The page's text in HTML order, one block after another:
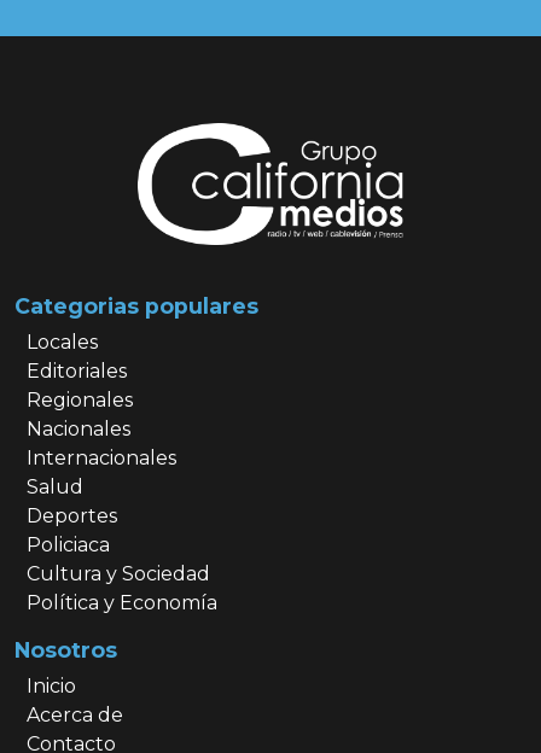
Categorias populares
Locales
Editoriales
Regionales
Nacionales
Internacionales
Salud
Deportes
Policiaca
Cultura y Sociedad
Política y Economía
Nosotros
Inicio
Acerca de
Contacto